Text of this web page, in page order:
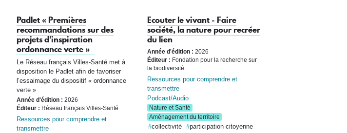
Padlet « Premières
recommandations sur des
projets d'inspiration
ordonnance verte »
Le Réseau français Villes-Santé met à
disposition le Padlet afin de favoriser
l’essaimage du dispositif « ordonnance
verte »
Année d'édition : 2026
Éditeur : Réseau français Villes-Santé
Ressources pour comprendre et
transmettre
Ecouter le vivant - Faire
société, la nature pour recréer
du lien
Année d'édition : 2026
Éditeur : Fondation pour la recherche sur
la biodiversité
Ressources pour comprendre et
transmettre
Podcast/Audio
Nature et Santé
Aménagement du territoire
collectivité
participation citoyenne